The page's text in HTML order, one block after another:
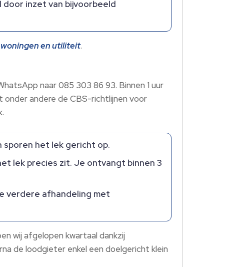
door inzet van bijvoorbeeld
en utiliteit.
naar 085 303 86 93. Binnen 1 uur
andere de CBS-richtlijnen voor
sporen het lek gericht op.
lek precies zit. Je ontvangt binnen 3
verdere afhandeling met
wij afgelopen kwartaal dankzij
de loodgieter enkel een doelgericht klein